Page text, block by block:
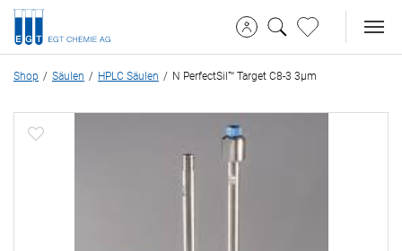
Shop Säulen HPLC Säulen N PerfectSil™ Target C8-3 3µm